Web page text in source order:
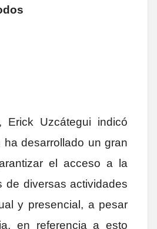
Erick Uzcátegui indicó
ha desarrollado un gran
el acceso a la
de diversas actividades
y presencial, a pesar
en referencia a esto